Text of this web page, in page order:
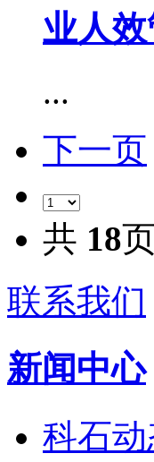
业人
...
下一页
共 18
联系我们
新闻中心
科石动